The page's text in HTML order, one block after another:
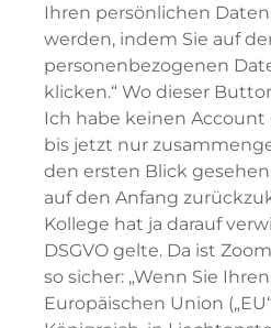
Ihren persönlichen
werden, indem Sie auf
personenbezogenen
klicken.“ Wo dieser
Ich habe keinen
bis jetzt nur
den ersten Blick
auf den Anfang
Kollege hat ja darauf
DSGVO gelte. Da ist
so sicher: „Wenn Sie
Europäischen Union